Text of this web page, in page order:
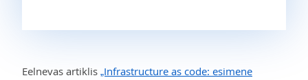
Eelnevas artiklis „Infrastructure as code: esimene